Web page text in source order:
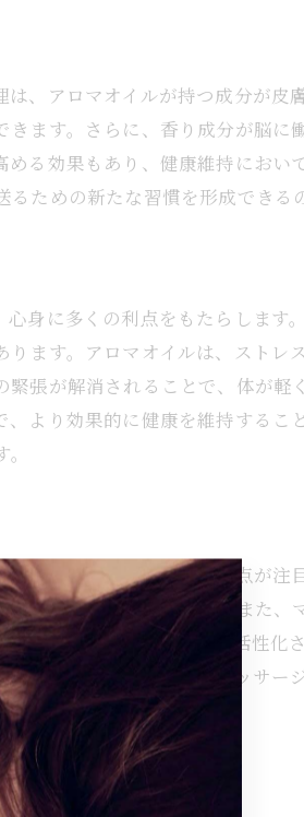
り入れるヒント
サージの習慣
地よい空間
ロママッサージ
に迫る
多面的な効果
ジの技法
サージ
のリフレッシュ
ママッサージの方法
ジのプロセス
レッシュするには
ッサージ
の選び方
リフレッシュ習慣
活用法
、アロマオイルが持つ成分が皮
ます。さらに、香り成分が脳に
る効果もあり、健康維持におい
ための新たな習慣を形成できる
身に多くの利点をもたらします
ます。アロマオイルは、ストレ
張が解消されることで、体が軽
より効果的に健康を維持するこ
免疫力の向上に寄与する点が注
化する助けとなります。また、
体内の免疫細胞の働きが活性化
に寄与します。アロママッサー